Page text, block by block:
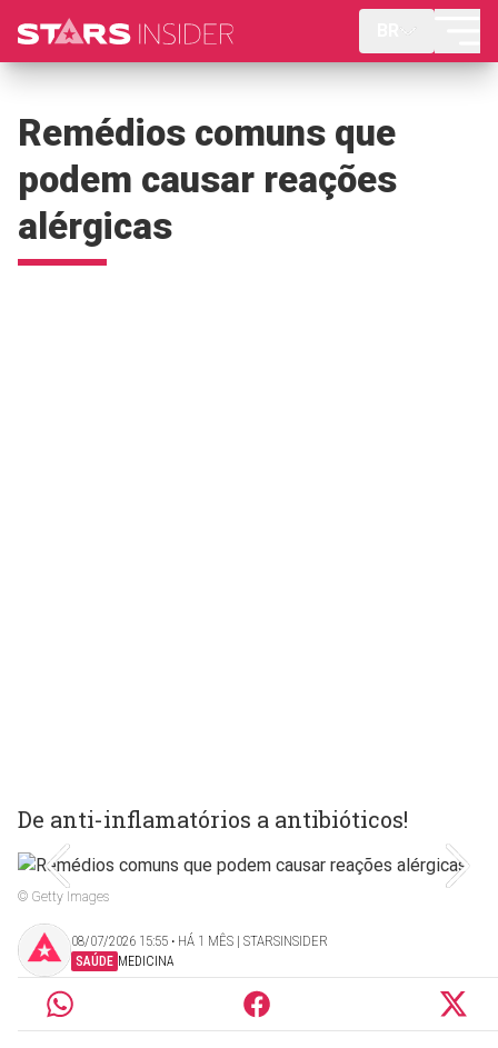
Remédios comuns que
podem causar reações
alérgicas
De anti-inflamatórios a antibióticos!
© Getty Images
08/07/2026 15:55 ‧ HÁ 1 MÊS | STARSINSIDER
SAÚDE MEDICINA